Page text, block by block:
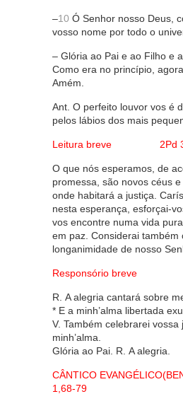
–10 Ó Senhor nosso Deus,
vosso nome por todo o
– Glória ao Pai e ao Filho e
Como era no princípio,
Amém.
Ant. O perfeito louvor vos é
pelos lábios dos mais
Leitura breve 2Pd
O que nós esperamos, de
promessa, são novos céus e
onde habitará a justiça.
nesta esperança, esforçai-
vos encontre numa vida
em paz. Considerai também
longanimidade de nosso
Responsório breve
R. A alegria cantará sobre
* E a minh’alma libertada
V. Também celebrarei vossa
minh’alma.
Glória ao Pai. R. A alegria.
CÂNTICO
1,68-79